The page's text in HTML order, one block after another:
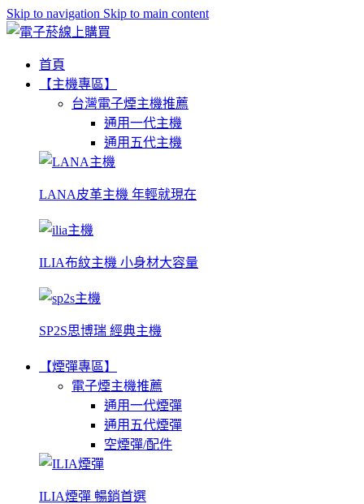
Skip to navigation Skip to main content
首頁
【主機專區】
台灣電子煙主機推薦
通用一代主機
通用五代主機
LANA皮革主機 年輕就現在
ILIA布紋主機 小身材大容量
SP2S思博瑞 經典主機
【煙彈專區】
電子煙主機推薦
通用一代煙彈
通用五代煙彈
空煙彈/配件
ILIA煙彈 暢銷首選